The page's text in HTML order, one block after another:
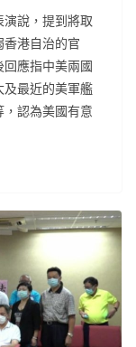
說，提到將取
港自治的官
應指中美兩國
最近的美軍艦
認為美國有意